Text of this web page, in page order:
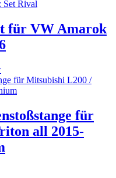
für VW Amarok
Dieses
Produkt
weist
Varianten
auf.
Die
können
für
all 2015-